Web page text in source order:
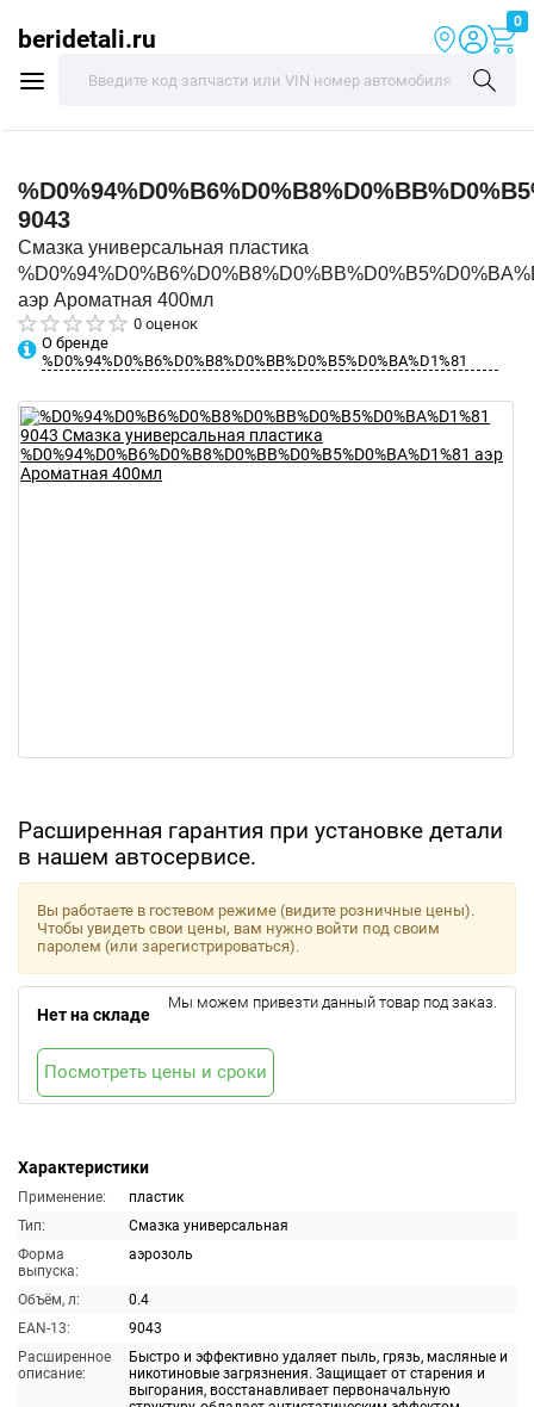
beridetali.ru
0
9043
Смазка универсальная пластика
аэр Ароматная 400мл
0 оценок
О бренде
%D0%94%D0%B6%D0%B8%D0%BB%D0%B5%D0%BA%D1%81
Расширенная гарантия при установке детали
в нашем автосервисе.
Характеристики
Применение:
пластик
Тип:
Смазка универсальная
Форма
выпуска:
аэрозоль
Объём, л:
0.4
EAN-13:
9043
Расширенное
описание:
Быстро и эффективно удаляет пыль, грязь, масляные и
никотиновые загрязнения. Защищает от старения и
выгорания, восстанавливает первоначальную
Вы работаете в гостевом режиме (видите розничные цены).
Чтобы увидеть свои цены, вам нужно войти под своим
паролем (или зарегистрироваться).
Нет на складе
Мы можем привезти данный товар под заказ.
Посмотреть цены и сроки